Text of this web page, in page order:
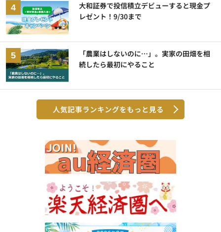
大和証券で投信積立デビューすると現金プ
レゼント！9/30まで
「農業はしないのに…」。実家の田畑を相
続したら最初にやること
人気記事ランキングをもっと見る